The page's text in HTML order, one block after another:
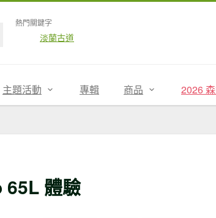
熱門關鍵字
淡蘭古道
主題活動 專輯 商品 2026
65L 體驗